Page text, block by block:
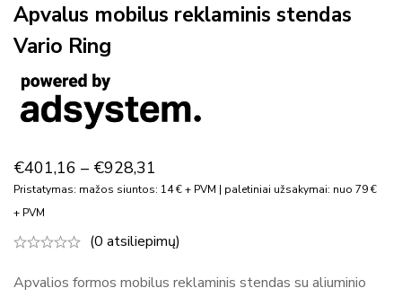
Apvalus mobilus reklaminis stendas
Vario Ring
€401,16 – €928,31
Pristatymas: mažos siuntos: 14 € + PVM | paletiniai užsakymai: nuo 79 €
+ PVM
(0 atsiliepimų)
Apvalios formos mobilus reklaminis stendas su aliuminio